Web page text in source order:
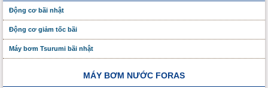
Động cơ bãi nhật
Động cơ giảm tốc bãi
Máy bơm Tsurumi bãi nhật
MÁY BƠM NƯỚC FORAS